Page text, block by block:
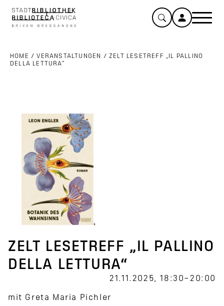
HOME /VERANSTALTUNGEN /ZELT LESETREFF „IL PALLINO
DELLA LETTURA“
ZELT LESETREFF „IL PALLINO
DELLA LETTURA“
21.11.2025, 18:30–20:00
mit Greta Maria Pichler